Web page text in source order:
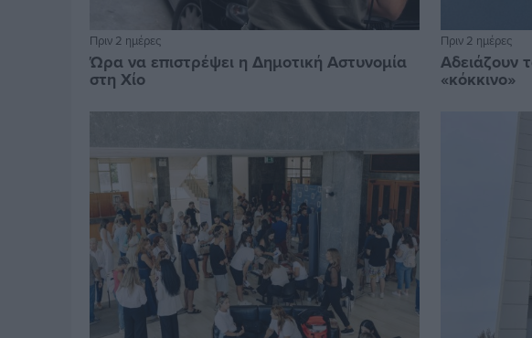
Πριν 2 ημέρες
Ώρα να επιστρέψει η Δημοτική Αστυνομία
στη Χίο
Πριν 2 ημέρες
Αδειάζουν
«κόκκινο»